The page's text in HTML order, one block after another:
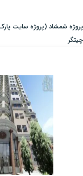
چیتگر